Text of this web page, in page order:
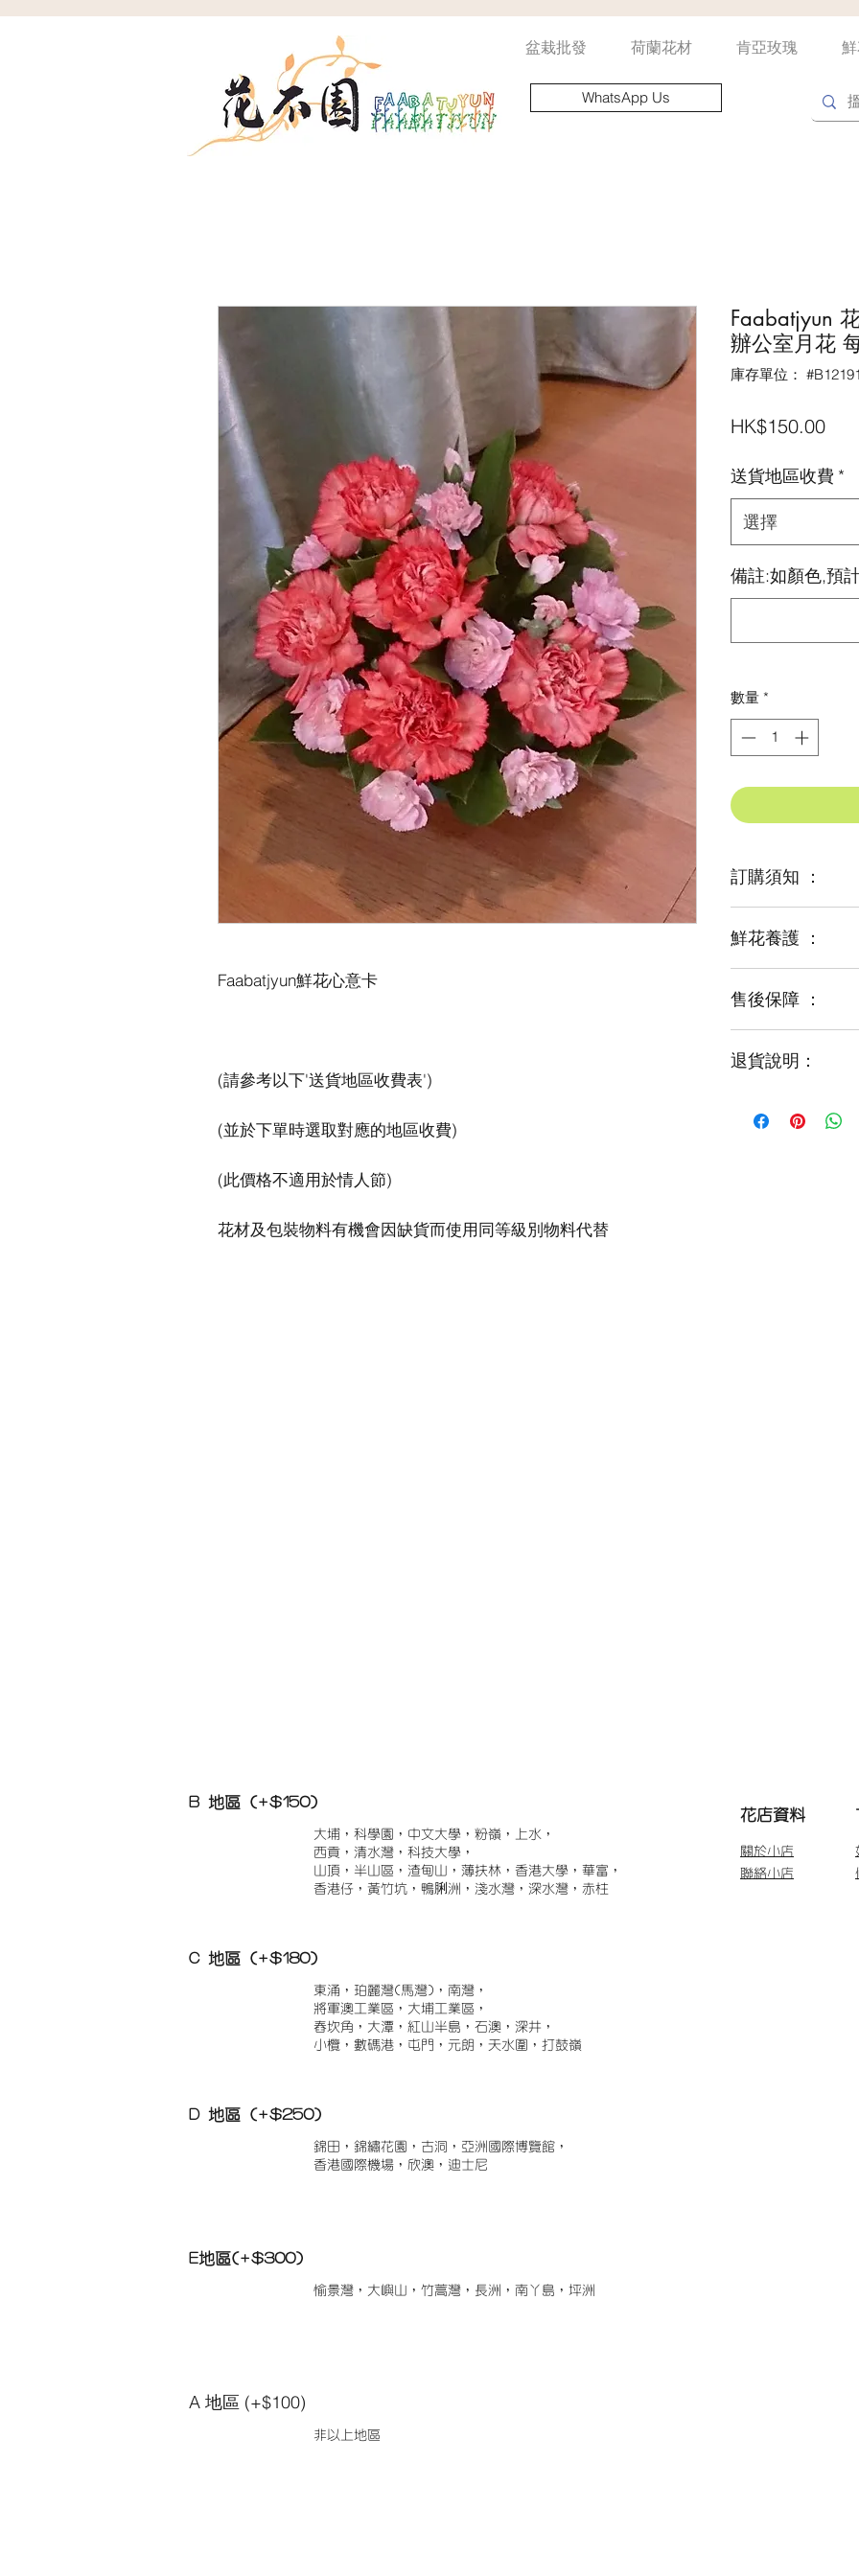
盆栽批發 荷蘭花材 肯亞玫瑰
WhatsApp Us
Faabatjyun
辦公室月花
庫存單位：
HK$150.00價
送貨地區收費 *
選擇
備註:如顏色,預
數量 *
訂購須知 ：
鮮花是季節性商品
花藝師會以同等級
鮮花養護 ：
每一束花都需要保養
售後保障 ：
免費提供鮮花養護查
退貨說明：
如收到的商品出現
B 地區 (+$150)
大埔，科學園，中文大學，粉嶺，上水，
西貢，清水灣，科技大學，
山頂，半山區，渣甸山，薄扶林，香港大學，華富，
香港仔，黃竹坑，鴨脷洲，淺水灣，深水灣，赤柱
C 地區 (+$180)
東涌，珀麗灣(馬灣)，南灣，
將軍澳工業區，大埔工業區，
舂坎角，大潭，紅山半島，石澳，深井，
小欖，數碼港，屯門，元朗，天水圍，打鼓嶺
D 地區 (+$250)
錦田，錦繡花園，古洞，亞洲國際博覽館，
香港國際機場，欣澳，迪士尼
E地區(+$300)
愉景灣，大嶼山，竹蒿灣，長洲，南丫島，坪洲
A 地區 (+$100)
非以上地區
​花店資料
關於小店
聯絡小店